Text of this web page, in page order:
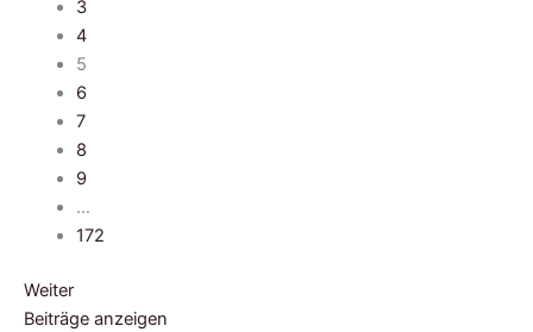
3
4
5
6
7
8
9
…
172
Weiter
Beiträge anzeigen